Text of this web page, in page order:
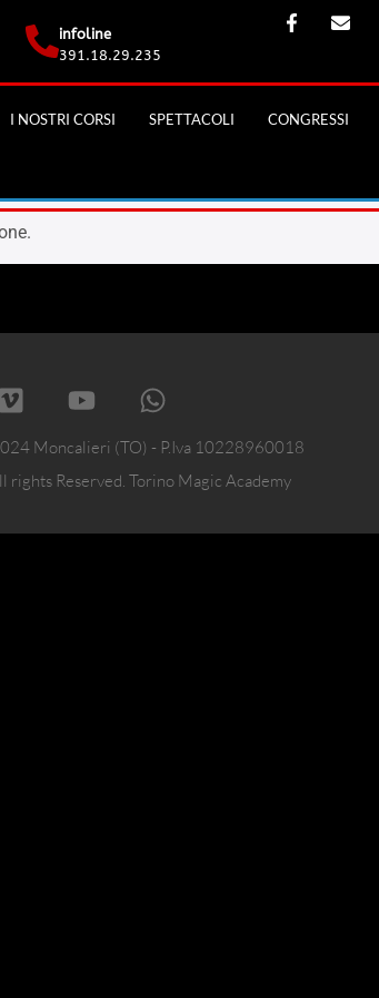
infoline
391.18.29.235
I NOSTRI CORSI SPETTACOLI CONGRESSI
Moncalieri (TO) - P.Iva 10228960018
Reserved. Torino Magic Academy